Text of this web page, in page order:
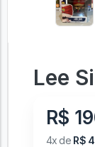
Lee
R$
4x de R$